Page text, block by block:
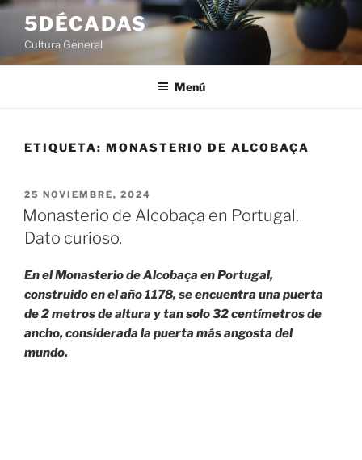
Saltar
contenido
5DÉCADAS
Cultura General
Menú
ETIQUETA: MONASTERIO DE ALCOBAÇA
PUBLICADO
EL
25 NOVIEMBRE, 2024
Monasterio de Alcobaça en Portugal.
Dato curioso.
En el Monasterio de Alcobaça en Portugal,
construido en el año 1178, se encuentra una puerta
de 2 metros de altura y tan solo 32 centímetros de
ancho, considerada la puerta más angosta del
mundo.